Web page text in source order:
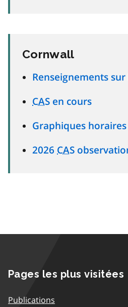
Cornwall
Renseignements
CAS en cours
Graphiques
2026 CAS
Pages les plus visitées
Publications